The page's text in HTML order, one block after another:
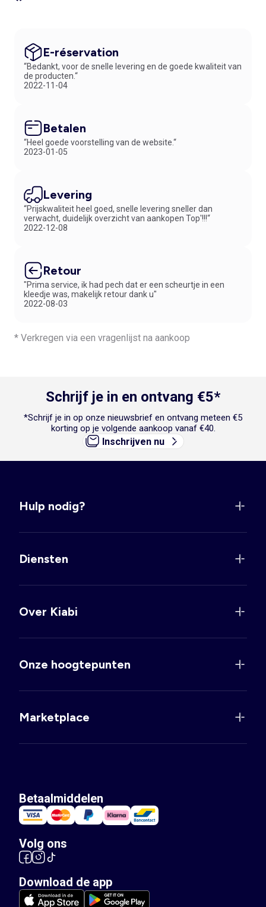
E-réservation
“Bedankt, voor de snelle levering en de goede kwaliteit van
de producten.“
2022-11-04
Betalen
“Heel goede voorstelling van de website.“
2023-01-05
Levering
“Prijskwaliteit heel goed, snelle levering sneller dan
verwacht, duidelijk overzicht van aankopen Top'!!!“
2022-12-08
Retour
"Prima service, ik had pech dat er een scheurtje in een
kleedje was, makelijk retour dank u"
2022-08-03
* Verkregen via een vragenlijst na aankoop
Schrijf je in en ontvang €5*
*Schrijf je in op onze nieuwsbrief en ontvang meteen €5
korting op je volgende aankoop vanaf €40.
Inschrijven nu
Hulp nodig?
Diensten
Over Kiabi
Onze hoogtepunten
Marketplace
Betaalmiddelen
Volg ons
Download de app